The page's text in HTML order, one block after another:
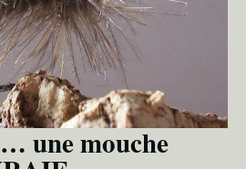
une mouche